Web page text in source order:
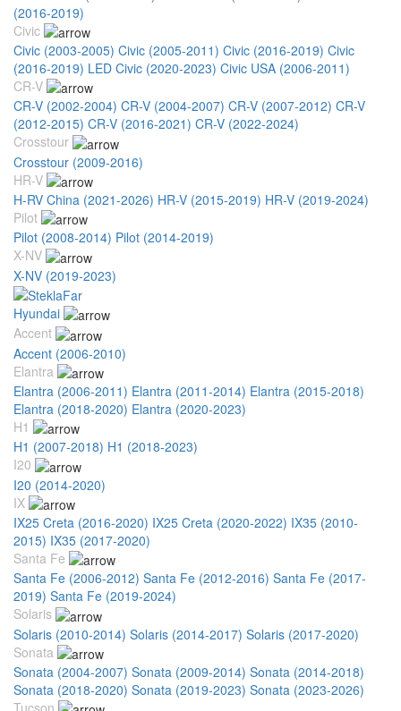
(2016-2019)
Civic
Civic (2003-2005) Civic (2005-2011) Civic (2016-2019) Civic
(2016-2019) LED Civic (2020-2023) Civic USA (2006-2011)
CR-V
CR-V (2002-2004) CR-V (2004-2007) CR-V (2007-2012) CR-V
(2012-2015) CR-V (2016-2021) CR-V (2022-2024)
Crosstour
Crosstour (2009-2016)
HR-V
H-RV China (2021-2026) HR-V (2015-2019) HR-V (2019-2024)
Pilot
Pilot (2008-2014) Pilot (2014-2019)
X-NV
X-NV (2019-2023)
Hyundai
Accent
Accent (2006-2010)
Elantra
Elantra (2006-2011) Elantra (2011-2014) Elantra (2015-2018)
Elantra (2018-2020) Elantra (2020-2023)
H1
H1 (2007-2018) H1 (2018-2023)
I20
I20 (2014-2020)
IX
IX25 Creta (2016-2020) IX25 Creta (2020-2022) IX35 (2010-
2015) IX35 (2017-2020)
Santa Fe
Santa Fe (2006-2012) Santa Fe (2012-2016) Santa Fe (2017-
2019) Santa Fe (2019-2024)
Solaris
Solaris (2010-2014) Solaris (2014-2017) Solaris (2017-2020)
Sonata
Sonata (2004-2007) Sonata (2009-2014) Sonata (2014-2018)
Sonata (2018-2020) Sonata (2019-2023) Sonata (2023-2026)
Tucson